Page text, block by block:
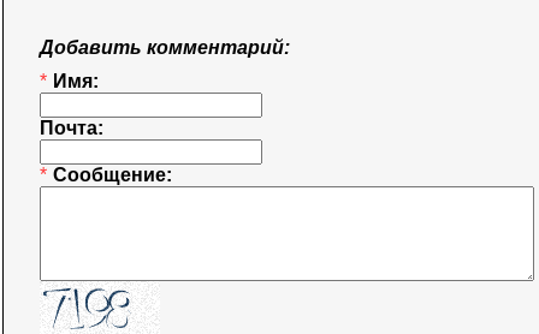
Добавить комментарий:
* Имя:
Почта:
* Сообщение: